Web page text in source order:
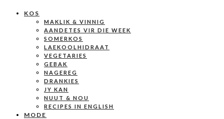
KOS
MAKLIK & VINNIG
AANDETES VIR DIE WEEK
SOMERKOS
LAEKOOLHIDRAAT
VEGETARIES
GEBAK
NAGEREG
DRANKIES
JY KAN
NUUT & NOU
RECIPES IN ENGLISH
MODE